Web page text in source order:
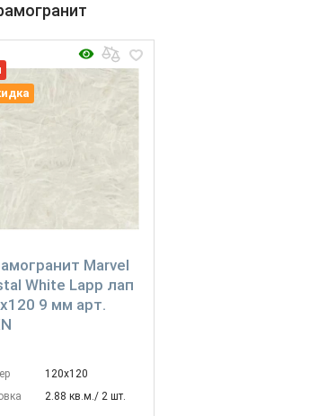
Marvel
White Lapp лап
9 мм арт.
120х120
2.88 кв.м./ 2 шт.